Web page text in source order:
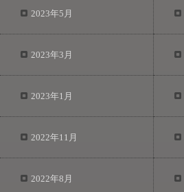
2023年5月
2023年3月
2023年1月
2022年11月
2022年8月